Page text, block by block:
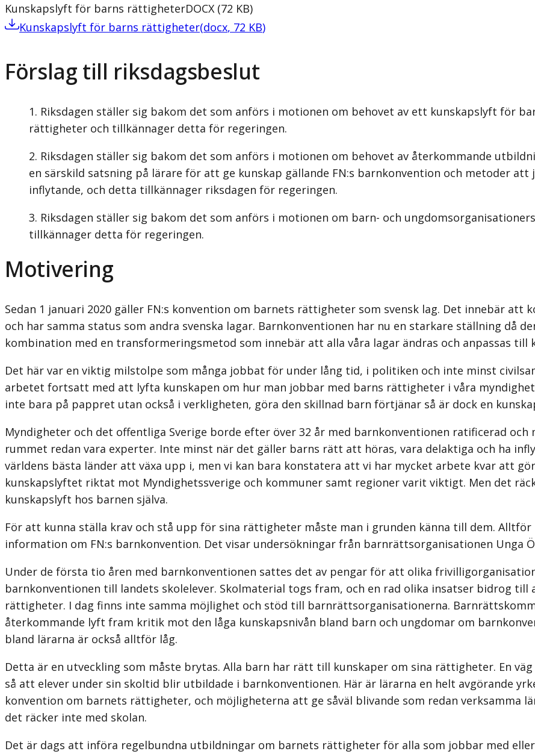
Kunskapslyft för barns rättigheterDOCX (72 KB)
Kunskapslyft för barns rättigheter(docx, 72 KB)
Förslag till riksdagsbeslut
Riksdagen ställer sig bakom det som anförs i motionen om behovet av ett kunskapslyft för
rättigheter och tillkännager detta för regeringen.
Riksdagen ställer sig bakom det som anförs i motionen om behovet av återkommande
en särskild satsning på lärare för att ge kunskap gällande FN:s barnkonvention och metoder
inflytande, och detta tillkännager riksdagen för regeringen.
Riksdagen ställer sig bakom det som anförs i motionen om barn- och
tillkännager detta för regeringen.
Motivering
Sedan 1 januari 2020 gäller FN:s konvention om barnets rättigheter som svensk lag. Det innebär
och har samma status som andra svenska lagar. Barnkonventionen har nu en starkare ställning då
kombination med en transformeringsmetod som innebär att alla våra lagar ändras och anpassas till
Det här var en viktig milstolpe som många jobbat för under lång tid, i politiken och inte minst
arbetet fortsatt med att lyfta kunskapen om hur man jobbar med barns rättigheter i våra
inte bara på pappret utan också i verkligheten, göra den skillnad barn förtjänar så är dock en
Myndigheter och det offentliga Sverige borde efter över 32 år med barnkonventionen ratificerad
rummet redan vara experter. Inte minst när det gäller barns rätt att höras, vara delaktiga och ha
världens bästa länder att växa upp i, men vi kan bara konstatera att vi har mycket arbete kvar att
kunskapslyftet riktat mot Myndighetssverige och kommuner samt regioner varit viktigt. Men det
kunskapslyft hos barnen själva.
För att kunna ställa krav och stå upp för sina rättigheter måste man i grunden känna till dem.
information om FN:s barnkonvention. Det visar undersökningar från barnrättsorganisationen Unga
Under de första tio åren med barnkonventionen sattes det av pengar för att olika
barnkonventionen till landets skolelever. Skolmaterial togs fram, och en rad olika insatser bidrog till
rättigheter. I dag finns inte samma möjlighet och stöd till barnrättsorganisationerna.
återkommande lyft fram kritik mot den låga kunskapsnivån bland barn och ungdomar om
bland lärarna är också alltför låg.
Detta är en utveckling som måste brytas. Alla barn har rätt till kunskaper om sina rättigheter. En
så att elever under sin skoltid blir utbildade i barnkonventionen. Här är lärarna en helt avgörande
konvention om barnets rättigheter, och möjligheterna att ge såväl blivande som redan verksamma
det räcker inte med skolan.
Det är dags att införa regelbundna utbildningar om barnets rättigheter för alla som jobbar med